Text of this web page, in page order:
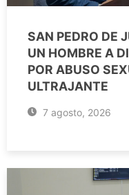
SAN PEDRO DE
UN HOMBRE A
POR ABUSO
ULTRAJANTE
7 agosto, 2026